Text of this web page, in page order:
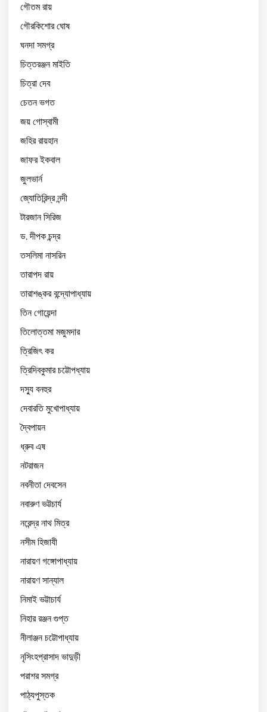
গৌতম রায়
গৌরকিশোর ঘোষ
ঘনদা সমগ্র
চিত্তরঞ্জন মাইতি
চিত্রা দেব
চেতন ভগত
জয় গোস্বামী
জহির রায়হান
জাফর ইকবাল
জুলভার্ন
জ্যোতিরিন্দ্র নন্দী
টারজান সিরিজ
ড. দীপক চন্দ্র
তসলিমা নাসরিন
তারাপদ রায়
তারাশঙ্কর বন্দ্যোপাধ্যায়
তিন গোয়েন্দা
তিলোত্তমা মজুমদার
ত্রিজিৎ কর
ত্রিদিবকুমার চট্টোপধ্যায়
দস্যু বনহুর
দেবারতি মুখোপাধ্যায়
দ্বৈপায়ন
ধ্রুব এষ
নটরাজন
নবনীতা দেবসেন
নবারুণ ভট্টচার্য
নরেন্দ্র নাথ মিত্র
নসীম হিজাযী
নারায়ণ গঙ্গোপাধ্যায়
নারায়ণ সান্যাল
নিমাই ভট্টাচার্য
নিহার রঞ্জন গুপ্ত
নীলাঞ্জন চট্টোপাধ্যায়
নৃসিংহপ্রাসাদ ভাদুড়ী
পরাশর সমগ্র
পাঠ্যপুস্তক